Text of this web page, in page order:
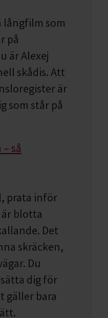
långfilm som
på
är Alexej
skådis. Att
är
som står på
så
prata inför
är blotta
Det
skräcken,
Du
dig för
gäller bara